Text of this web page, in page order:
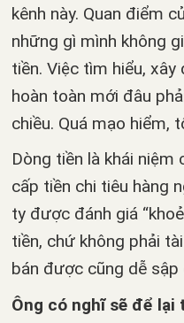
kênh này. Quan điểm
những gì mình không
tiền. Việc tìm hiểu,
hoàn toàn mới đâu
chiều. Quá mạo hiểm,
Dòng tiền là khái niệm
cấp tiền chi tiêu hàng
ty được đánh giá
tiền, chứ không phải
bán được cũng dễ sập
Ông có nghĩ sẽ để